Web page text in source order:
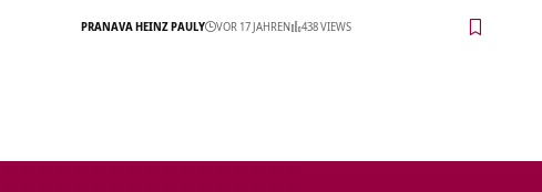
PRANAVA HEINZ PAULY VOR 17 JAHREN 438 VIEWS